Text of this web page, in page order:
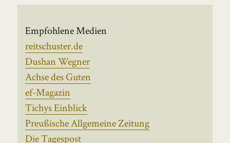
Empfohlene Medien
reitschuster.de
Dushan Wegner
Achse des Guten
ef-Magazin
Tichys Einblick
Preußische Allgemeine Zeitung
Die Tagespost